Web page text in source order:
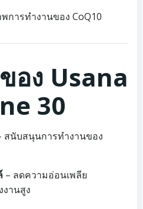
การทำงานของ CoQ10
อง Usana
30
สนับสนุนการทำงานของ
– ลดความอ่อนเพลีย
านสูง